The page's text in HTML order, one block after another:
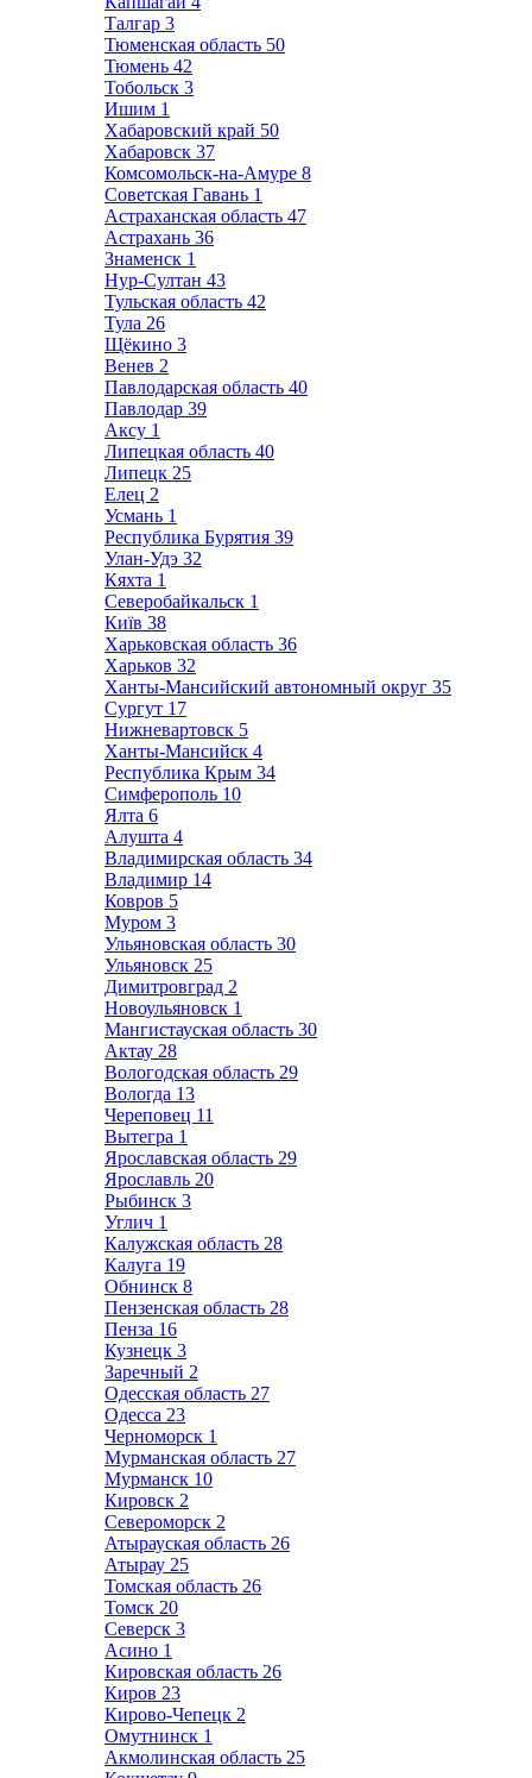
Талгар 3
Тюменская область 50
Тюмень 42
Тобольск 3
Ишим 1
Хабаровский край 50
Хабаровск 37
Комсомольск-на-Амуре 8
Советская Гавань 1
Астраханская область 47
Астрахань 36
Знаменск 1
Нур-Султан 43
Тульская область 42
Тула 26
Щёкино 3
Венев 2
Павлодарская область 40
Павлодар 39
Аксу 1
Липецкая область 40
Липецк 25
Елец 2
Усмань 1
Республика Бурятия 39
Улан-Удэ 32
Кяхта 1
Северобайкальск 1
Київ 38
Харьковская область 36
Харьков 32
Ханты-Мансийский автономный округ 35
Сургут 17
Нижневартовск 5
Ханты-Мансийск 4
Республика Крым 34
Симферополь 10
Ялта 6
Алушта 4
Владимирская область 34
Владимир 14
Ковров 5
Муром 3
Ульяновская область 30
Ульяновск 25
Димитровград 2
Новоульяновск 1
Мангистауская область 30
Актау 28
Вологодская область 29
Вологда 13
Череповец 11
Вытегра 1
Ярославская область 29
Ярославль 20
Рыбинск 3
Углич 1
Калужская область 28
Калуга 19
Обнинск 8
Пензенская область 28
Пенза 16
Кузнецк 3
Заречный 2
Одесская область 27
Одесса 23
Черноморск 1
Мурманская область 27
Мурманск 10
Кировск 2
Североморск 2
Атырауская область 26
Атырау 25
Томская область 26
Томск 20
Северск 3
Асино 1
Кировская область 26
Киров 23
Кирово-Чепецк 2
Омутнинск 1
Акмолинская область 25